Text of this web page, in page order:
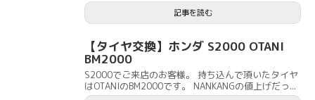
記事を読む
【タイヤ交換】ホンダ S2000 OTANI
BM2000
S2000でご来店のお客様。 持ち込んで頂いたタイヤ
はOTANIのBM2000です。 NANKANGの値上げだっ...